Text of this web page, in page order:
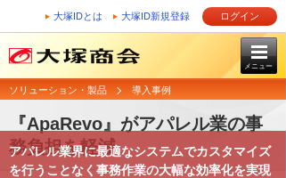
大塚IDとは 大塚ID新規登録 ログイン
メニュー
ソリューション・製品 導入事例
『ApaRevo』がアパレル業の事
務負担を軽減
アパレル業界に最適なシステムでカスタマイズ
を行うことなく事務作業の大幅な効率化を実現